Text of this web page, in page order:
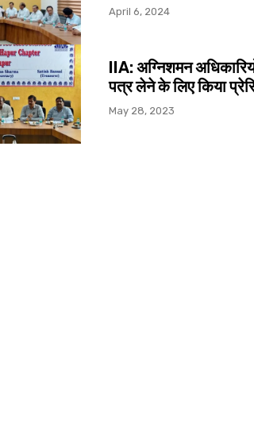
April 6, 2024
IIA: अग्निशमन
पत्र लेने के लिए किया
May 28, 2023